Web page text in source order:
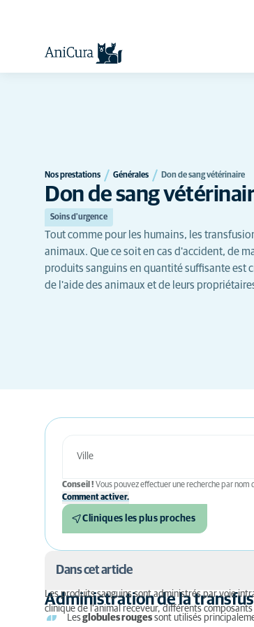
Nos prestations Générales Don de sang vétérinaire
Don de sang
Soins d'urgence
Tout comme pour les humains, les
animaux. Que ce soit en cas d'accident, de
produits sanguins en quantité suffisante est
de l'aide des animaux et de leurs
Conseil ! Vous pouvez effectuer une recherche par
Comment activer.
Cliniques les plus proches
Dans cet article
Administration de la transfusion
Administration de la
Les produits sanguins sont administrés par voie
clinique de l’animal receveur, différents
Lesglobules rouges sont utilisés